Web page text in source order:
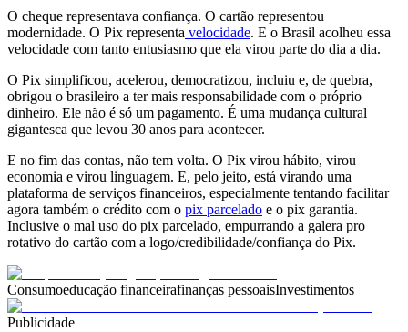
O cheque representava confiança. O cartão representou
modernidade. O Pix representa velocidade. E o Brasil acolheu essa
velocidade com tanto entusiasmo que ela virou parte do dia a dia.
O Pix simplificou, acelerou, democratizou, incluiu e, de quebra,
obrigou o brasileiro a ter mais responsabilidade com o próprio
dinheiro. Ele não é só um pagamento. É uma mudança cultural
gigantesca que levou 30 anos para acontecer.
E no fim das contas, não tem volta. O Pix virou hábito, virou
economia e virou linguagem. E, pelo jeito, está virando uma
plataforma de serviços financeiros, especialmente tentando facilitar
agora também o crédito com o pix parcelado e o pix garantia.
Inclusive o mal uso do pix parcelado, empurrando a galera pro
rotativo do cartão com a logo/credibilidade/confiança do Pix.
Consumoeducação financeirafinanças pessoaisInvestimentos
Publicidade